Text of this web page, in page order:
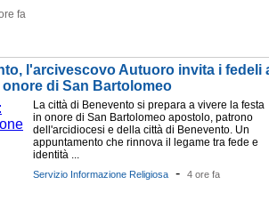
fa
l'arcivescovo Autuoro invita i fedeli
di San Bartolomeo
La città di Benevento si prepara a vivere la festa
in onore di San Bartolomeo apostolo, patrono
dell'arcidiocesi e della città di Benevento. Un
appuntamento che rinnova il legame tra fede e
identità ...
Servizio Informazione Religiosa - 4 ore fa